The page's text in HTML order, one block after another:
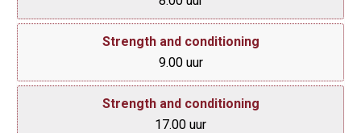
Strength and conditioning
9.00 uur
Strength and conditioning
17.00 uur